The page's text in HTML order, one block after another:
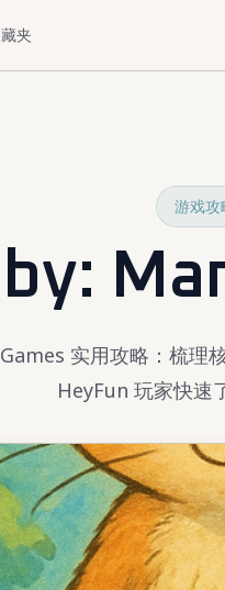
夹
游戏攻
实用攻略：梳理
HeyFun 玩家快速